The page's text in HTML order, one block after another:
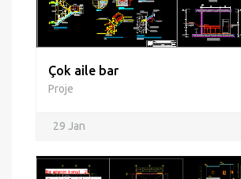
Çok aile bar
Proje
29 Jan